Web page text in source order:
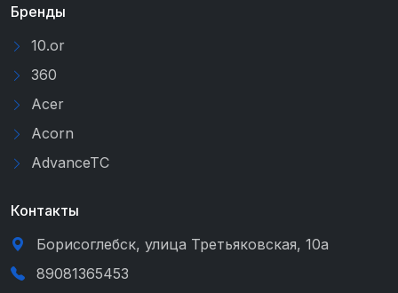
Бренды
10.or
360
Acer
Acorn
AdvanceTC
Контакты
Борисоглебск, улица Третьяковская, 10а
89081365453